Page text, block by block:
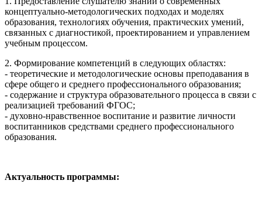
концептуально-методологических подходах и моделях
образования, технологиях обучения, практических умений,
связанных с диагностикой, проектированием и управлением
учебным процессом.
2. Формирование компетенций в следующих областях:
- теоретические и методологические основы преподавания в
сфере общего и среднего профессионального образования;
- содержание и структура образовательного процесса в связи с
реализацией требований ФГОС;
- духовно-нравственное воспитание и развитие личности
воспитанников средствами среднего профессионального
образования.
Актуальность программы: